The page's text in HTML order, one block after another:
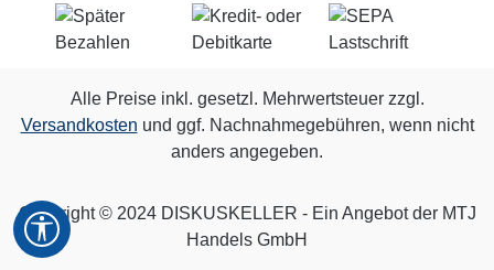
Alle Preise inkl. gesetzl. Mehrwertsteuer zzgl.
Versandkosten und ggf. Nachnahmegebühren, wenn nicht
anders angegeben.
Copyright © 2024 DISKUSKELLER - Ein Angebot der MTJ
Handels GmbH
Werkzeugleiste anzeigen